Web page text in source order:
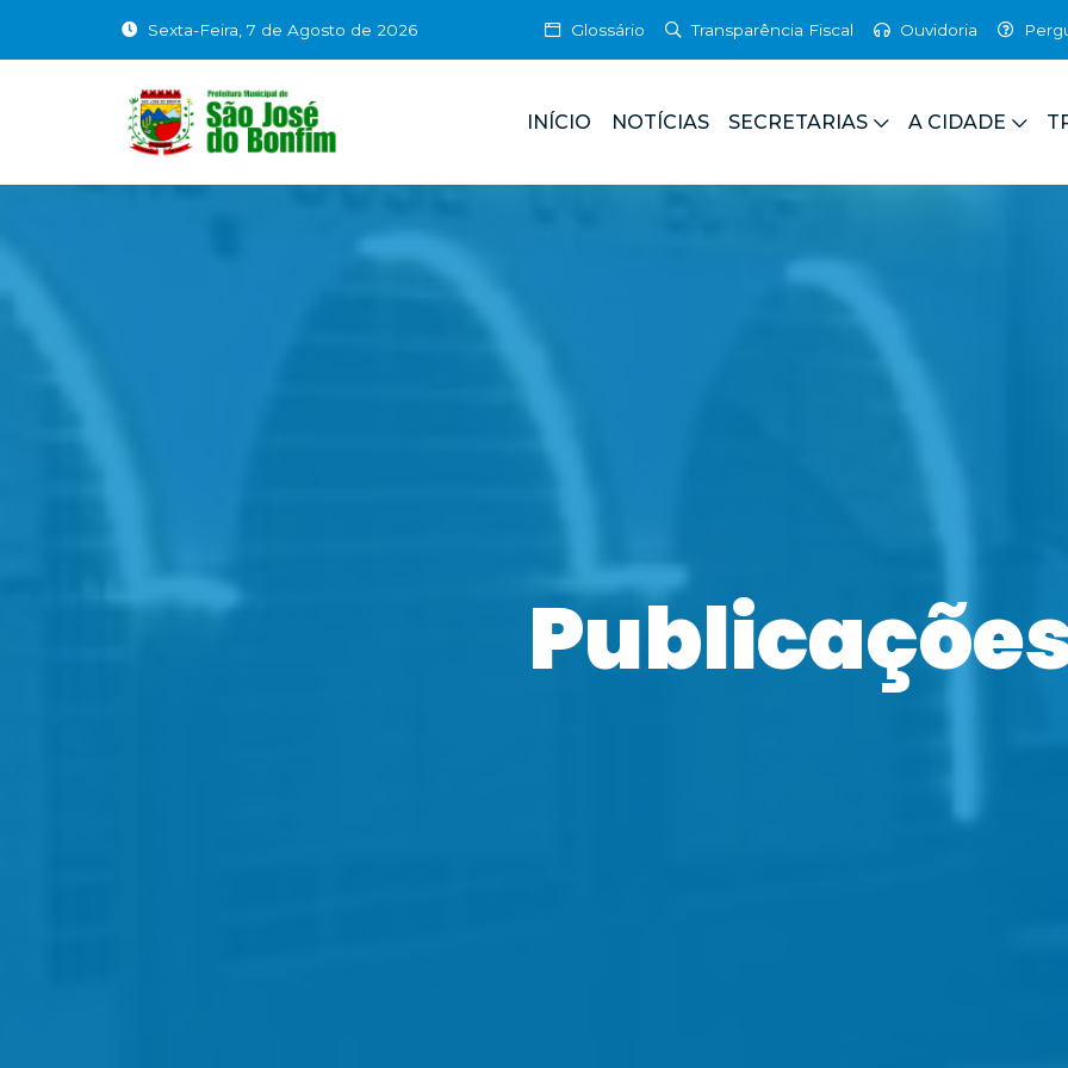
Sexta-Feira, 7 de Agosto de 2026 Glossário Transparência Fiscal Ouvidoria
INÍCIO NOTÍCIAS SECRETARIAS A CIDADE